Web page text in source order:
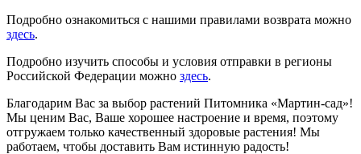
Подробно ознакомиться с нашими правилами возврата можно
здесь.
Подробно изучить способы и условия отправки в регионы
Российской Федерации можно здесь.
Благодарим Вас за выбор растений Питомника «Мартин-сад»!
Мы ценим Вас, Ваше хорошее настроение и время, поэтому
отгружаем только качественный здоровые растения! Мы
работаем, чтобы доставить Вам истинную радость!